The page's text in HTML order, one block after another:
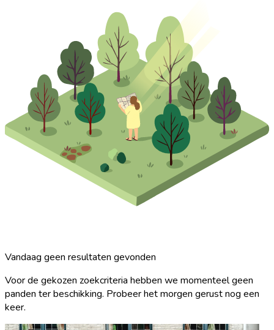
Vandaag geen resultaten gevonden
Voor de gekozen zoekcriteria hebben we momenteel geen
panden ter beschikking. Probeer het morgen gerust nog een
keer.